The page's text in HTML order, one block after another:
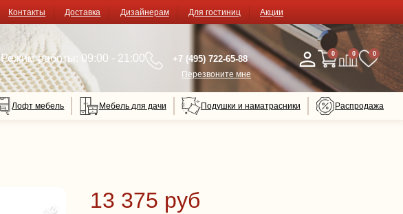
Контакты Доставка Дизайнерам Для гостиниц Акции
Режим работы: 09:00 - 21:00 +7 (495) 722-65-88
Перезвоните мне
0 0 0
Лофт мебель Мебель для дачи Подушки и наматрасники Распродажа
13 375 руб